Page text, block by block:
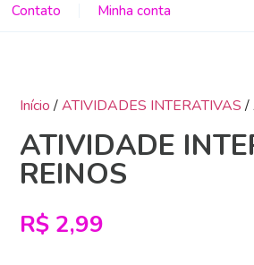
Contato Minha conta
Início /ATIVIDADES INTERATIVAS /
ATIVIDADE
REINOS
R$ 2,99